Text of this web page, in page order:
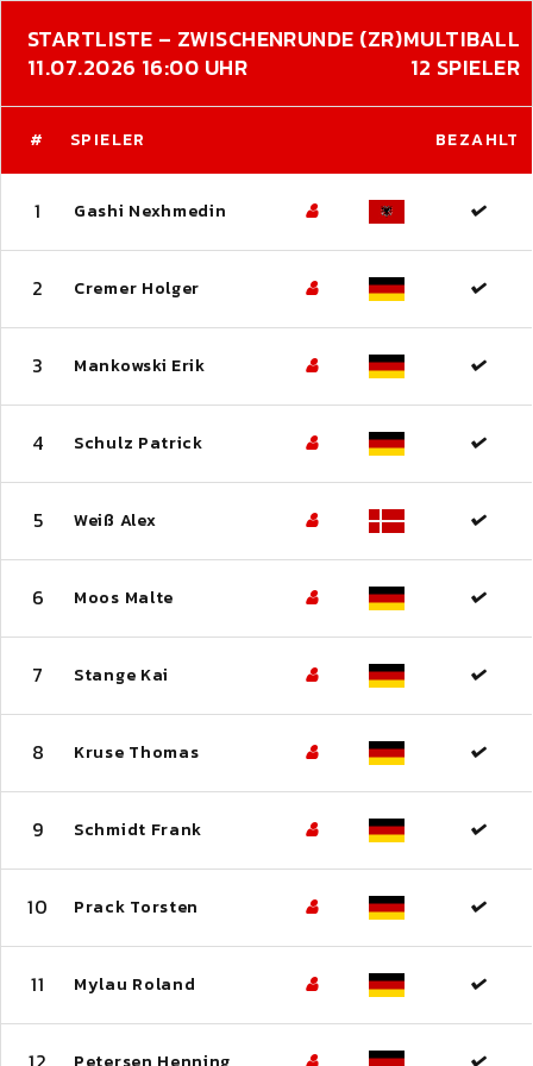
STARTLISTE – ZWISCHENRUNDE (ZR)MULTIBALL
11.07.2026 16:00 UHR
12 SPIELER
# SPIELER BEZAHLT
1 Gashi Nexhmedin
2 Cremer Holger
3 Mankowski Erik
4 Schulz Patrick
5 Weiß Alex
6 Moos Malte
7 Stange Kai
8 Kruse Thomas
9 Schmidt Frank
10 Prack Torsten
11 Mylau Roland